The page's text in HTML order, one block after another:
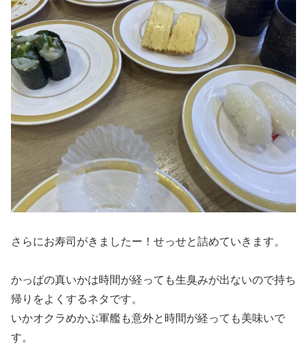
さらにお寿司がきましたー！せっせと詰めていきます。
かっぱの真いかは時間が経っても生臭みが出ないので持ち
帰りをよくするネタです。
いかオクラめかぶ軍艦も意外と時間が経っても美味いで
す。